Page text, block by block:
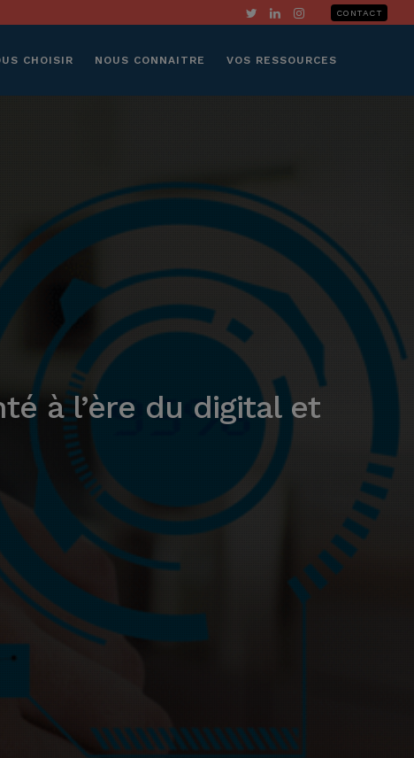
CONTACT
CHOISIR NOUS CONNAITRE VOS RESSOURCES
à l’ère du digital et